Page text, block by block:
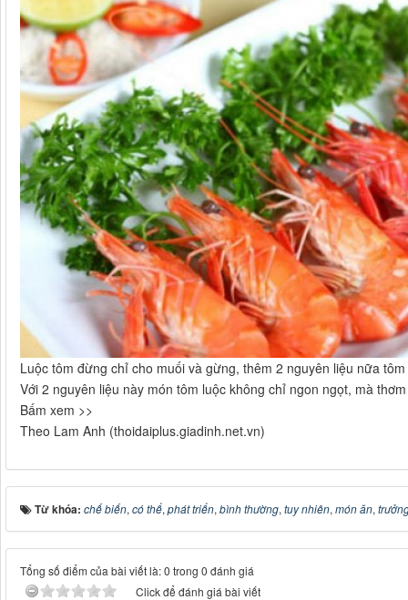
Luộc tôm đừng chỉ cho muối và gừng, thêm 2 nguyên liệu nữa
Với 2 nguyên liệu này món tôm luộc không chỉ ngon ngọt, mà
Bấm xem >>
Theo Lam Anh (thoidaiplus.giadinh.net.vn)
Từ khóa: chế biến, có thể, phát triển, bình thường, tuy nhiên, món ăn,
Tổng số điểm của bài viết là: 0 trong 0 đánh giá
Click để đánh giá bài viết